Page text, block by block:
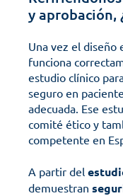
y aprobación,
Una vez el
funciona
estudio clínico
seguro en
adecuada. Ese
comité ético y
competente en
A partir del
demuestran